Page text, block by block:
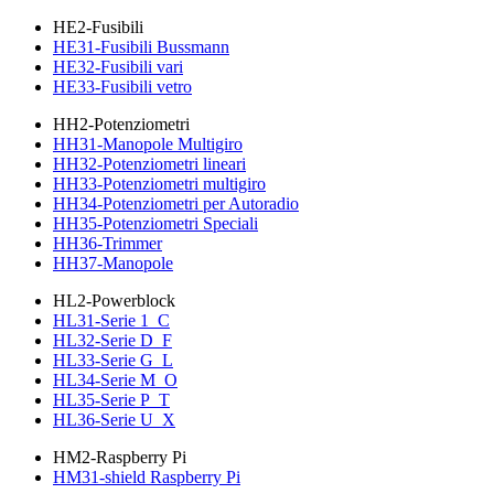
HE2-Fusibili
HE31-Fusibili Bussmann
HE32-Fusibili vari
HE33-Fusibili vetro
HH2-Potenziometri
HH31-Manopole Multigiro
HH32-Potenziometri lineari
HH33-Potenziometri multigiro
HH34-Potenziometri per Autoradio
HH35-Potenziometri Speciali
HH36-Trimmer
HH37-Manopole
HL2-Powerblock
HL31-Serie 1_C
HL32-Serie D_F
HL33-Serie G_L
HL34-Serie M_O
HL35-Serie P_T
HL36-Serie U_X
HM2-Raspberry Pi
HM31-shield Raspberry Pi